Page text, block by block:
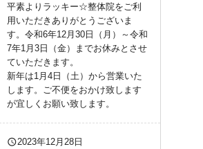
平素よりラッキー☆整体院をご利
用いただきありがとうございま
す。令和6年12月30日（月）～令和
7年1月3日（金）までお休みとさせ
ていただきます。
新年は1月4日（土）から営業いた
します。ご不便をおかけ致します
が宜しくお願い致します。
query_builder2023年12月28日